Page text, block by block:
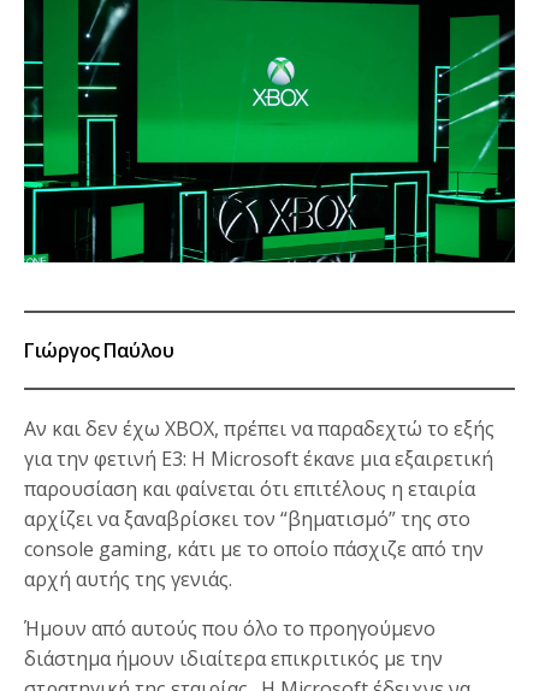
Γιώργος Παύλου
Αν και δεν έχω XBOX, πρέπει να παραδεχτώ το εξής
για την φετινή Ε3: Η Microsoft έκανε μια εξαιρετική
παρουσίαση και φαίνεται ότι επιτέλους η εταιρία
αρχίζει να ξαναβρίσκει τον “βηματισμό” της στο
console gaming, κάτι με το οποίο πάσχιζε από την
αρχή αυτής της γενιάς.
Ήμουν από αυτούς που όλο το προηγούμενο
διάστημα ήμουν ιδιαίτερα επικριτικός με την